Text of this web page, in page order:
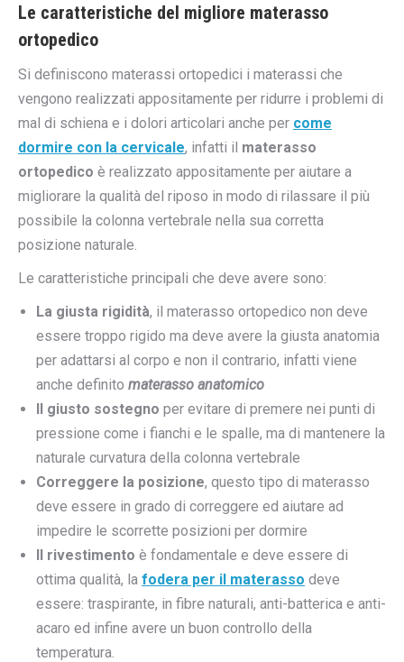
Le caratteristiche del migliore materasso
ortopedico
Si definiscono materassi ortopedici i materassi che
vengono realizzati appositamente per ridurre i problemi di
mal di schiena e i dolori articolari anche per come
dormire con la cervicale, infatti il materasso
ortopedico è realizzato appositamente per aiutare a
migliorare la qualità del riposo in modo di rilassare il più
possibile la colonna vertebrale nella sua corretta
posizione naturale.
Le caratteristiche principali che deve avere sono:
La giusta rigidità, il materasso ortopedico non deve
essere troppo rigido ma deve avere la giusta anatomia
per adattarsi al corpo e non il contrario, infatti viene
anche definito materasso anatomico
Il giusto sostegno per evitare di premere nei punti di
pressione come i fianchi e le spalle, ma di mantenere la
naturale curvatura della colonna vertebrale
Correggere la posizione, questo tipo di materasso
deve essere in grado di correggere ed aiutare ad
impedire le scorrette posizioni per dormire
Il rivestimento è fondamentale e deve essere di
ottima qualità, la fodera per il materasso deve
essere: traspirante, in fibre naturali, anti-batterica e anti-
acaro ed infine avere un buon controllo della
temperatura.